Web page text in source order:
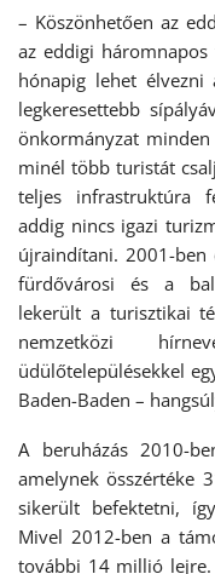
– Köszönhetően az
az eddigi
hónapig lehet élvezni
legkeresettebb
önkormányzat
minél több turistát
teljes infrastruktúra
addig nincs igazi
újraindítani. 2001-ben
fürdővárosi és a
lekerült a turisztikai
nemzetközi
üdülőtelepülésekkel
Baden-Baden –
A beruházás 2010-
amelynek
sikerült befektetni,
Mivel 2012-ben a
további 14 millió lejre.